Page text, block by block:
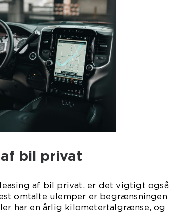
bil privat
af bil privat, er det vigtigt også
omtalte ulemper er begrænsningen
har en årlig kilometertalgrænse, og